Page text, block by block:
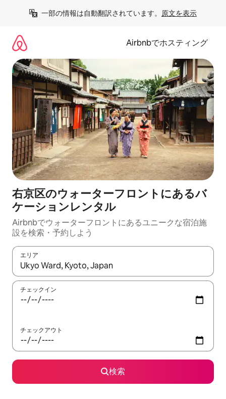
一部の情報は自動翻訳されています。 原文を表示
Airbnbでホスティング
右京区のウォーターフロントにあるバ
ケーションレンタル
Airbnbでウォーターフロントにあるユニークな宿泊施
設を検索・予約しよう
エリア
検索結果が表示されたら、上下の矢印キーを使って移動するか
チェックイン
チェックアウト
検索